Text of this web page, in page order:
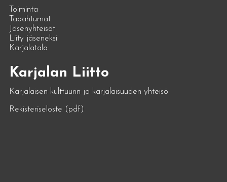
Toiminta
Tapahtumat
Jäsenyhteisöt
Liity jäseneksi
Karjalatalo
Karjalan Liitto
Karjalaisen kulttuurin ja karjalaisuuden yhteisö
Rekisteriseloste (pdf)